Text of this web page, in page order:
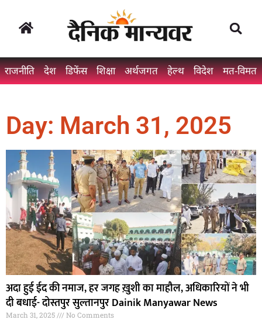
राजनीति देश डिफेंस शिक्षा अर्थजगत हेल्थ विदेश मत-विमत
Day: March 31, 2025
अदा हुई ईद की नमाज, हर जगह ख़ुशी का माहौल, अधिकारियों ने भी
दी बधाई- दोस्तपुर सुल्तानपुर Dainik Manyawar News
March 31, 2025 No Comments